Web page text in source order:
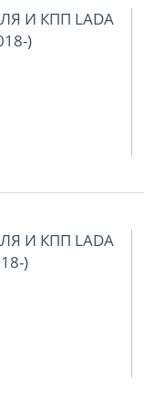
И КПП LADA
)
И КПП LADA
)